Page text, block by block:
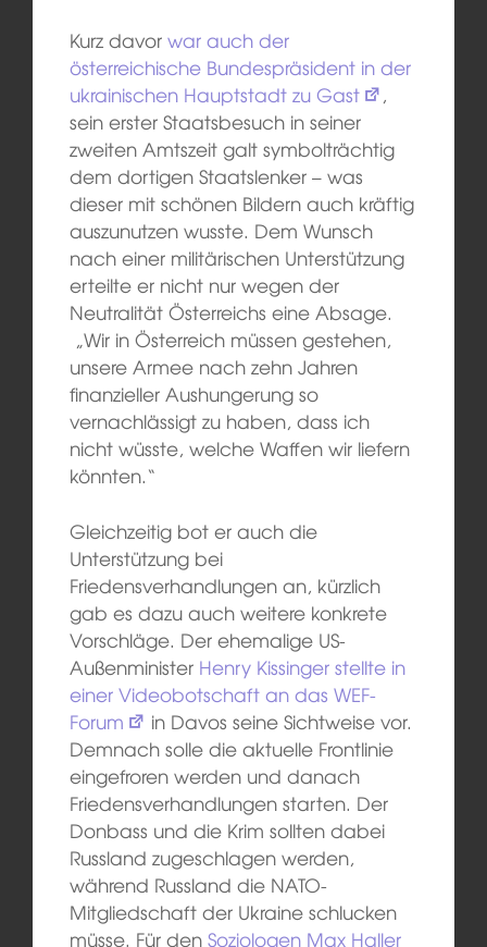
Kurz davor war auch der
österreichische Bundespräsident in der
ukrainischen Hauptstadt zu Gast
,
sein erster Staatsbesuch in seiner
zweiten Amtszeit galt symbolträchtig
dem dortigen Staatslenker – was
dieser mit schönen Bildern auch kräftig
auszunutzen wusste. Dem Wunsch
nach einer militärischen Unterstützung
erteilte er nicht nur wegen der
Neutralität Österreichs eine Absage.
„Wir in Österreich müssen gestehen,
unsere Armee nach zehn Jahren
finanzieller Aushungerung so
vernachlässigt zu haben, dass ich
nicht wüsste, welche Waffen wir liefern
könnten.“
Gleichzeitig bot er auch die
Unterstützung bei
Friedensverhandlungen an, kürzlich
gab es dazu auch weitere konkrete
Vorschläge. Der ehemalige US-
Außenminister Henry Kissinger stellte in
einer Videobotschaft an das WEF-
Forum
in Davos seine Sichtweise vor.
Demnach solle die aktuelle Frontlinie
eingefroren werden und danach
Friedensverhandlungen starten. Der
Donbass und die Krim sollten dabei
Russland zugeschlagen werden,
während Russland die NATO-
Mitgliedschaft der Ukraine schlucken
müsse. Für den Soziologen Max Haller